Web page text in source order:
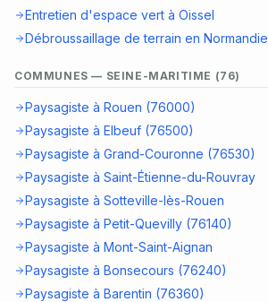
Entretien d'espace vert à Oissel
Débroussaillage de terrain en Normandie
COMMUNES — SEINE-MARITIME (76)
Paysagiste à Rouen (76000)
Paysagiste à Elbeuf (76500)
Paysagiste à Grand-Couronne (76530)
Paysagiste à Saint-Étienne-du-Rouvray
Paysagiste à Sotteville-lès-Rouen
Paysagiste à Petit-Quevilly (76140)
Paysagiste à Mont-Saint-Aignan
Paysagiste à Bonsecours (76240)
Paysagiste à Barentin (76360)